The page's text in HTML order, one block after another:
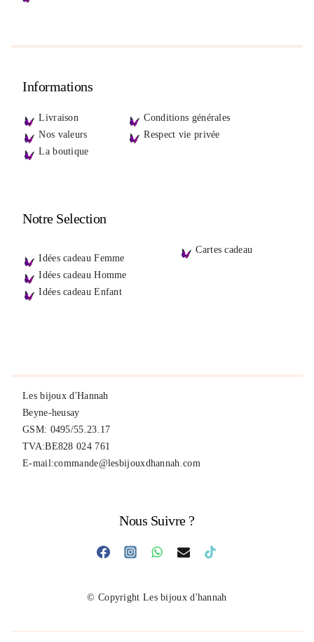
Informations
Livraison
Nos valeurs
La boutique
Conditions générales
Respect vie privée
Notre Selection
Idées cadeau Femme
Idées cadeau Homme
Idées cadeau Enfant
Cartes cadeau
Les bijoux d'Hannah
Beyne-heusay
GSM: 0495/55.23.17
TVA:BE828 024 761
E-mail:commande@lesbijouxdhannah.com
Nous Suivre ?
© Copyright Les bijoux d'hannah